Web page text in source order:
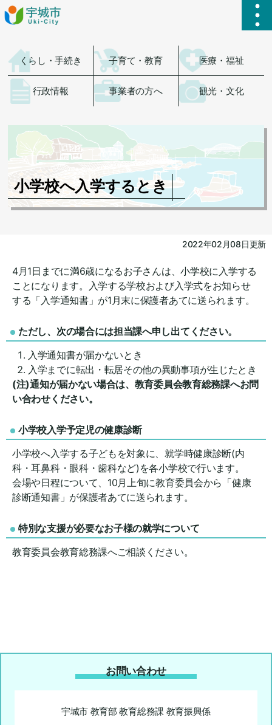
ハ
くらし・手続き 子育て・教育 医療・福祉
行政情報 事業者の方へ 観光・文化
小学校へ入学するとき
2022年02月08日更新
4月1日までに満6歳になるお子さんは、小学校に入学する
ことになります。入学する学校および入学式をお知らせ
する「入学通知書」が1月末に保護者あてに送られます。
ただし、次の場合には担当課へ申し出てください。
入学通知書が届かないとき
入学までに転出・転居その他の異動事項が生じたとき
(注)通知が届かない場合は、教育委員会教育総務課へお問
い合わせください。
小学校入学予定児の健康診断
小学校へ入学する子どもを対象に、就学時健康診断(内
科・耳鼻科・眼科・歯科など)を各小学校で行います。
会場や日程について、10月上旬に教育委員会から「健康
診断通知書」が保護者あてに送られます。
特別な支援が必要なお子様の就学について
教育委員会教育総務課へご相談ください。
お問い合わせ
宇城市 教育部 教育総務課 教育振興係